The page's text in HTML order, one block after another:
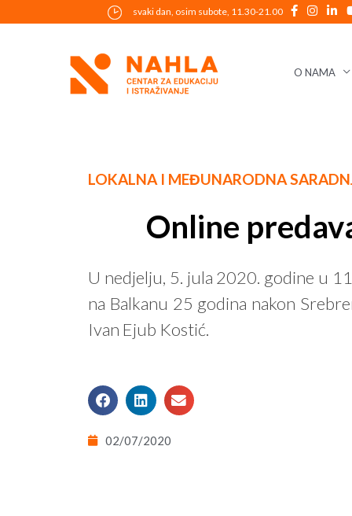
to
svaki dan, osim subote, 11.30-21.00
O NAMA
LOKALNA I MEĐUNARODNA
Online
U nedjelju, 5. jula 2020. godine u
na Balkanu 25 godina nakon
Ivan Ejub Kostić.
02/07/2020
navigation